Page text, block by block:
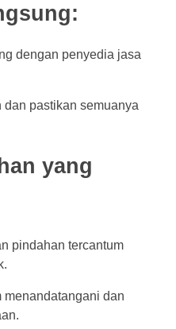
dengan penyedia jasa
pastikan semuanya
yang
pindahan tercantum
menandatangani dan